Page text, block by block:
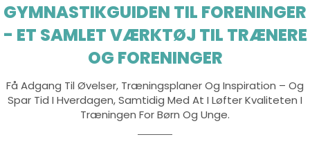
GYMNASTIKGUIDEN TIL FORENINGER
- ET SAMLET VÆRKTØJ TIL TRÆNERE
OG FORENINGER
Få Adgang Til Øvelser, Træningsplaner Og Inspiration – Og
Spar Tid I Hverdagen, Samtidig Med At I Løfter Kvaliteten I
Træningen For Børn Og Unge.